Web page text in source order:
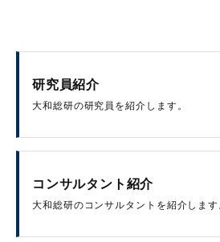
研究員紹介
大和総研の研究員を紹介します。
コンサルタント紹介
大和総研のコンサルタントを紹介します